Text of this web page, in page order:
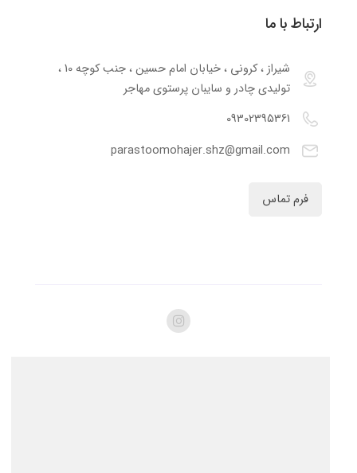
ارتباط با ما
شیراز ، کرونی ، خیابان امام حسین ، جنب کوچه 10 ،
تولیدی چادر و سایبان پرستوی مهاجر
09302395361
parastoomohajer.shz@gmail.com
فرم تماس